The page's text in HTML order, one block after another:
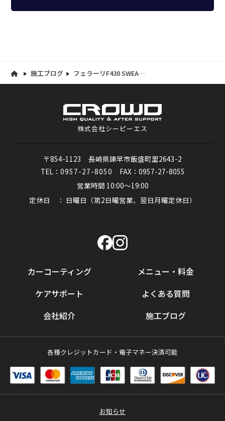
施工ブログ
フェラーリF430 SWEAR
DC-01 深層から輝くツヤ
株式会社シーピーエス
〒854-1123 長崎県諫早市飯盛町里2643-2
TEL： 0957-27-8050 FAX：0957-27-8055
営業時間 10:00～19:00
定休日 ： 日曜日（第2日曜営業、翌日月曜定休日）
カーコーティング
メニュー・料金
ケアサポート
よくある質問
会社紹介
施工ブログ
各種クレジットカード・電子マネー決済可能
お知らせ